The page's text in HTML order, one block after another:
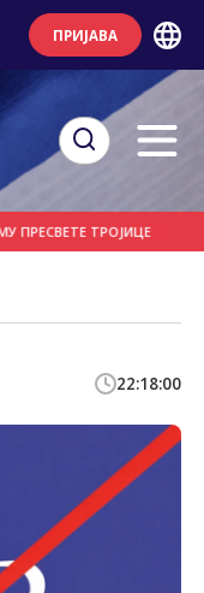
ПРИЈАВА
ТРОЈИЦЕ ДАНАС
22:18:00